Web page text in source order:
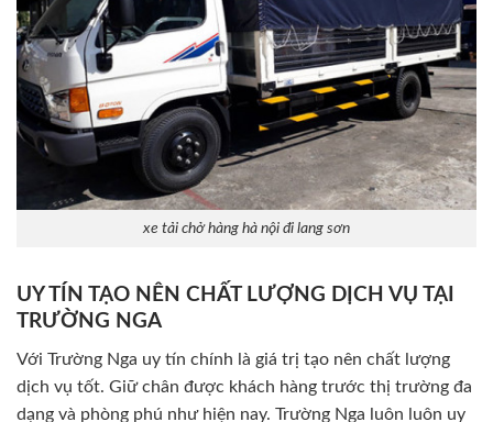
xe tải chở hàng hà nội đi lang sơn
UY TÍN TẠO NÊN CHẤT LƯỢNG DỊCH VỤ TẠI
TRƯỜNG NGA
Với Trường Nga uy tín chính là giá trị tạo nên chất lượng
dịch vụ tốt. Giữ chân được khách hàng trước thị trường đa
dạng và phòng phú như hiện nay. Trường Nga luôn luôn uy